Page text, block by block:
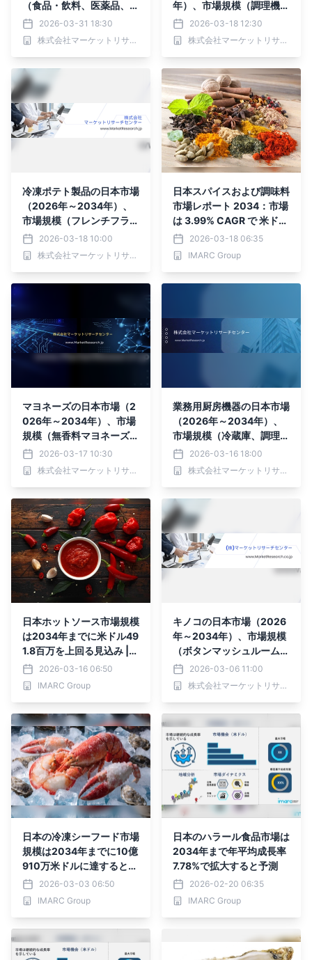
（食品・飲料、医薬品、
紙）・分析レポートを発表
2026-03-31 18:30
株式会社マーケットリサーチセンター
年）、市場規模（調理機
器、保管・運搬機器、食器
洗浄機器、食品・飲料調製
機器、給仕機器）・分析レ
2026-03-18 12:30
株式会社マーケットリサーチセンター
冷凍ポテト製品の日本市場
（2026年～2034年）、
市場規模（フレンチフラ
イ、ティッキ、ポテトウェ
ッジ、ポテトバイト、スマ
イリー、フレンチフライ、
表
2026-03-18 10:00
株式会社マーケットリサーチセンター
日本スパイスおよび調味料
市場レポート 2034：市場
は 3.99% CAGR で 米ドル
2,499.8 百万 に達すると
期待されています
2026-03-18 06:35
IMARC Group
マヨネーズの日本市場（2
026年～2034年）、市場
規模（無香料マヨネーズ、
風味付きマヨネーズ、 無
香料マヨネーズ、 風味付
きマヨネーズ）・分析レポ
2026-03-17 10:30
株式会社マーケットリサーチセンター
業務用厨房機器の日本市場
（2026年～2034年）、
市場規模（冷蔵庫、調理家
電、コンロ・レンジ、オー
ブン、食器洗浄機、冷蔵
庫、調理家電、コンロ・レ
機）・分析レポートを発表
2026-03-16 18:00
株式会社マーケットリサーチセンター
日本ホットソース市場規模
は2034年までに米ドル49
1.8百万を上回る見込み |
年平均成長率4.26%
2026-03-16 06:50
IMARC Group
キノコの日本市場（2026
年～2034年）、市場規模
（ボタンマッシュルーム、
椎茸、エリンギ）・分析レ
ポートを発表
2026-03-06 11:00
株式会社マーケットリサーチセンター
日本の冷凍シーフード市場
規模は2034年までに10億
910万米ドルに達すると予
想｜年平均成長率（CAG
R）：2.19%
2026-03-03 06:50
IMARC Group
日本のハラール食品市場は
2034年まで年平均成長率
7.78%で拡大すると予測
2026-02-20 06:35
IMARC Group